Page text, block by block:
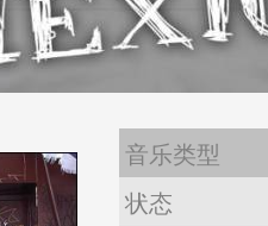
音乐类型
状态